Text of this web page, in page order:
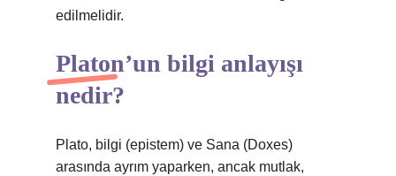
edilmelidir.
Platon’un bilgi anlayışı
nedir?
Plato, bilgi (epistem) ve Sana (Doxes)
arasında ayrım yaparken, ancak mutlak,